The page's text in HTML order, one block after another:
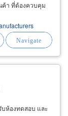
ค้า ที่ต้องควบคุม
บห้องทดสอบ และ